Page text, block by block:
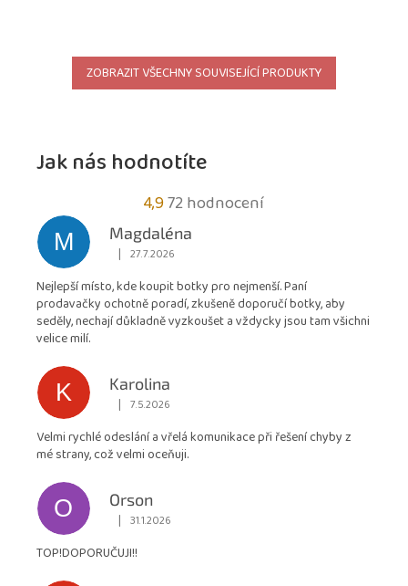
ZOBRAZIT VŠECHNY SOUVISEJÍCÍ PRODUKTY
Jak nás hodnotíte
4,9Průměrné
hodnocení
obchodu
4,9
z
72 hodnocení
M
Magdaléna
Hodnocení obchodu je 5 z 5 hvězdiček.
| 27.7.2026
Nejlepší místo, kde koupit botky pro nejmenší. Paní
prodavačky ochotně poradí, zkušeně doporučí botky, aby
seděly, nechají důkladně vyzkoušet a vždycky jsou tam všichni
velice milí.
K
Karolina
Hodnocení obchodu je 5 z 5 hvězdiček.
| 7.5.2026
Velmi rychlé odeslání a vřelá komunikace při řešení chyby z
mé strany, což velmi oceňuji.
O
Orson
Hodnocení obchodu je 5 z 5 hvězdiček.
| 31.1.2026
TOP!DOPORUČUJI!!